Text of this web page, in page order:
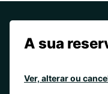
A sua
Ver, alterar ou